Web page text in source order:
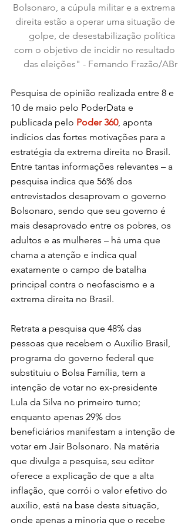
Bolsonaro, a cúpula militar e a extrema
direita estão a operar uma situação de
golpe, de desestabilização política
com o objetivo de incidir no resultado
das eleições" - Fernando Frazão/ABr
Pesquisa de opinião realizada entre 8 e
10 de maio pelo PoderData e
publicada pelo Poder 360, aponta
indícios das fortes motivações para a
estratégia da extrema direita no Brasil.
Entre tantas informações relevantes – a
pesquisa indica que 56% dos
entrevistados desaprovam o governo
Bolsonaro, sendo que seu governo é
mais desaprovado entre os pobres, os
adultos e as mulheres – há uma que
chama a atenção e indica qual
exatamente o campo de batalha
principal contra o neofascismo e a
extrema direita no Brasil.
Retrata a pesquisa que 48% das
pessoas que recebem o Auxílio Brasil,
programa do governo federal que
substituiu o Bolsa Família, tem a
intenção de votar no ex-presidente
Lula da Silva no primeiro turno;
enquanto apenas 29% dos
beneficiários manifestam a intenção de
votar em Jair Bolsonaro. Na matéria
que divulga a pesquisa, seu editor
oferece a explicação de que a alta
inflação, que corrói o valor efetivo do
auxílio, está na base desta situação,
onde apenas a minoria que o recebe